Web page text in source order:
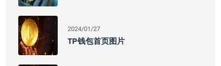
2024/01/27
TP钱包首页图片